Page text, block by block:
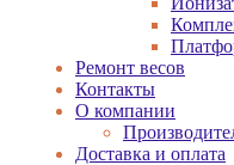
Ремонт весов
Контакты
О компании
Доставка и оплата